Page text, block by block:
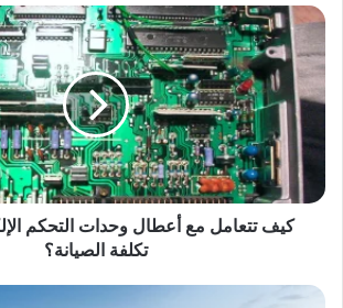
ك
ف
ت
ت
ل
ع
كيف تتعامل مع أعطال وحدات التحكم
تكلفة الصيانة؟
أ